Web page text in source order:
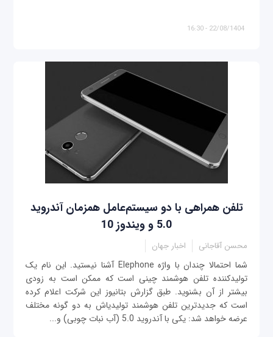
22/08/1404 - 16:30
تلفن همراهی با دو سیستم‌عامل همزمان آندرويد
5.0 و ویندوز 10
محسن آقاجانی اخبار جهان
شما احتمالا چندان با واژه Elephone آشنا نیستید. این نام یک
تولیدکننده تلفن هوشمند چینی است که ممکن است به زودی
بیشتر از آن بشنوید. طبق گزارش بتانیوز این شرکت اعلام کرده
است که جدیدترین تلفن هوشمند تولیدی‎اش به دو گونه مختلف
عرضه خواهد شد: یکی با آندرويد 5.0 (آب نبات چوبی) و...